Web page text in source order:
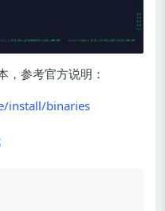
，参考官方说明：
install/binaries